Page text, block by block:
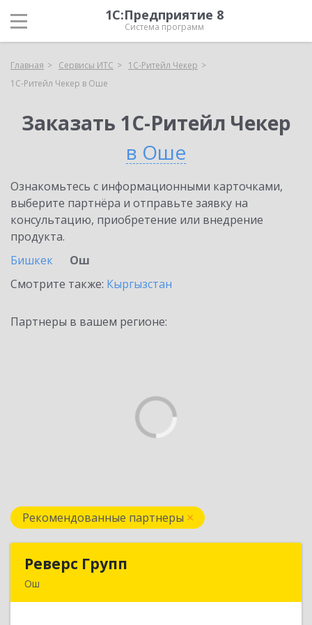
1С:Предприятие 8
Система программ
Главная Сервисы ИТС
1C-Ритейл Чекер
1C-Ритейл Чекер в Оше
Заказать 1C-Ритейл Чекер
в Оше
Ознакомьтесь с информационными карточками,
выберите партнёра и отправьте заявку на
консультацию, приобретение или внедрение
продукта.
Бишкек
Ош
Смотрите также: Кыргызстан
Партнеры в вашем регионе:
Рекомендованные партнеры
Реверс Групп
Ош